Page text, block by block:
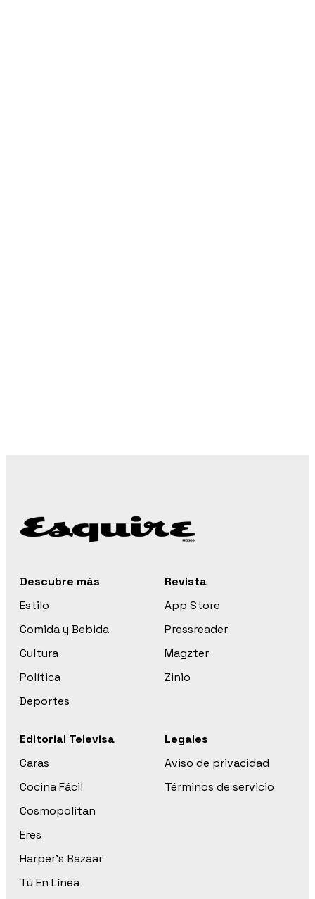
Descubre más
Estilo
Comida y Bebida
Cultura
Política
Deportes
Revista
App Store
Pressreader
Magzter
Zinio
Editorial Televisa
Caras
Cocina Fácil
Cosmopolitan
Eres
Harper’s Bazaar
Tú En Línea
Legales
Aviso de privacidad
Términos de servicio